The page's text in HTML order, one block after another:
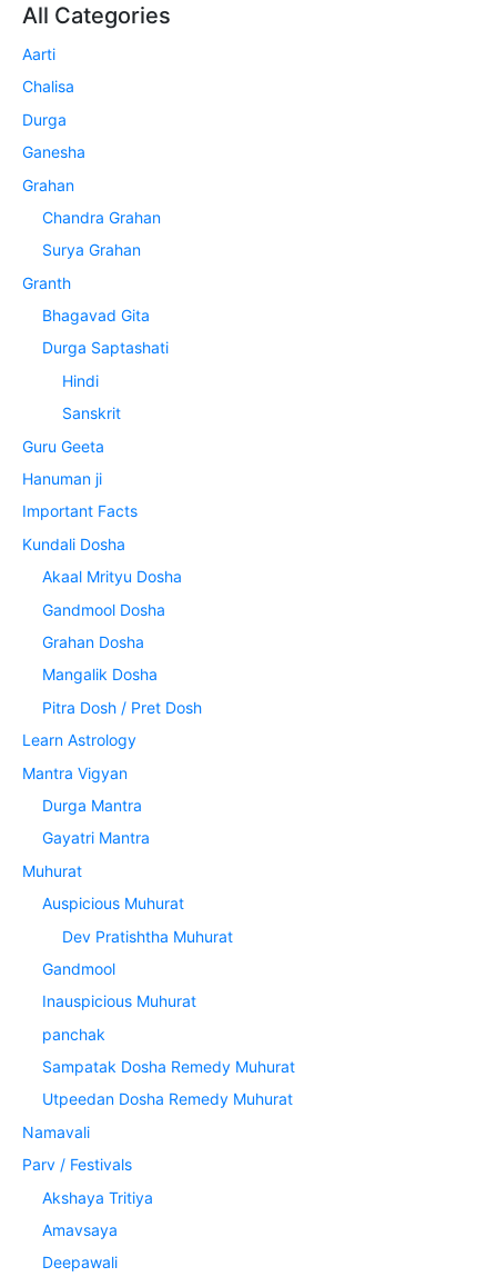
All Categories
Aarti
Chalisa
Durga
Ganesha
Grahan
Chandra Grahan
Surya Grahan
Granth
Bhagavad Gita
Durga Saptashati
Hindi
Sanskrit
Guru Geeta
Hanuman ji
Important Facts
Kundali Dosha
Akaal Mrityu Dosha
Gandmool Dosha
Grahan Dosha
Mangalik Dosha
Pitra Dosh / Pret Dosh
Learn Astrology
Mantra Vigyan
Durga Mantra
Gayatri Mantra
Muhurat
Auspicious Muhurat
Dev Pratishtha Muhurat
Gandmool
Inauspicious Muhurat
panchak
Sampatak Dosha Remedy Muhurat
Utpeedan Dosha Remedy Muhurat
Namavali
Parv / Festivals
Akshaya Tritiya
Amavsaya
Deepawali